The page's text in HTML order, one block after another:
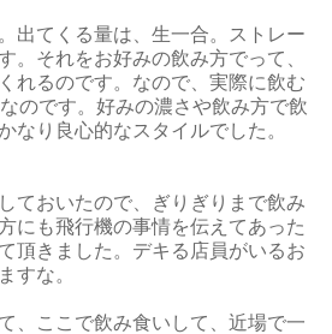
出てくる量は、生一合。ストレー
。それをお好みの飲み方でって、
れるのです。なので、実際に飲む
のです。好みの濃さや飲み方で飲
なり良心的なスタイルでした。
ておいたので、ぎりぎりまで飲み
にも飛行機の事情を伝えてあった
頂きました。デキる店員がいるお
すな。
、ここで飲み食いして、近場で一